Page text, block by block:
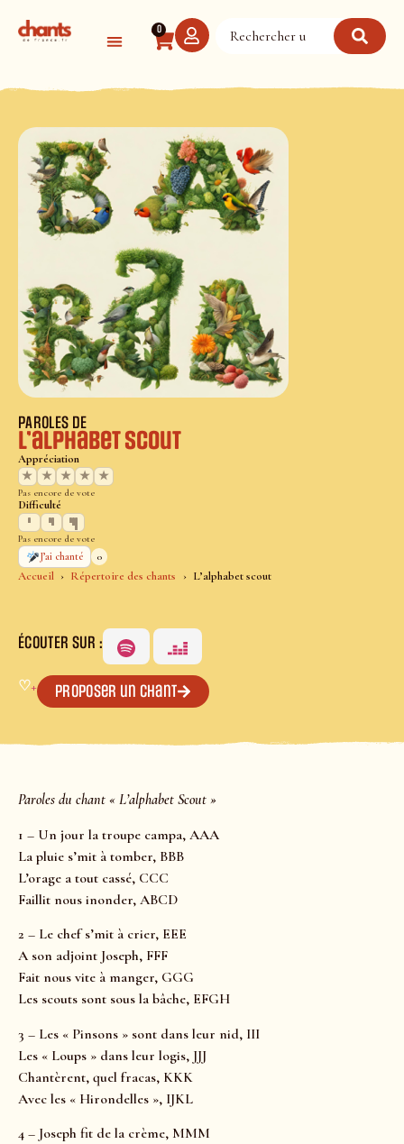
0
Accueil Répertoire des chants L’alphabet scout
PAROLES DE
L’alphabet scout
Appréciation
★
★ ★ ★ ★
Pas encore de vote
Difficulté
Pas encore de vote
J’ai chanté
0
ÉCOUTER SUR :
♡+ Proposer un chant
Paroles du chant « L’alphabet Scout »
1 – Un jour la troupe campa, AAA
La pluie s’mit à tomber, BBB
L’orage a tout cassé, CCC
Faillit nous inonder, ABCD
2 – Le chef s’mit à crier, EEE
A son adjoint Joseph, FFF
Fait nous vite à manger, GGG
Les scouts sont sous la bâche, EFGH
3 – Les « Pinsons » sont dans leur nid, III
Les « Loups » dans leur logis, JJJ
Chantèrent, quel fracas, KKK
Avec les « Hirondelles », IJKL
4 – Joseph fit de la crème, MMM